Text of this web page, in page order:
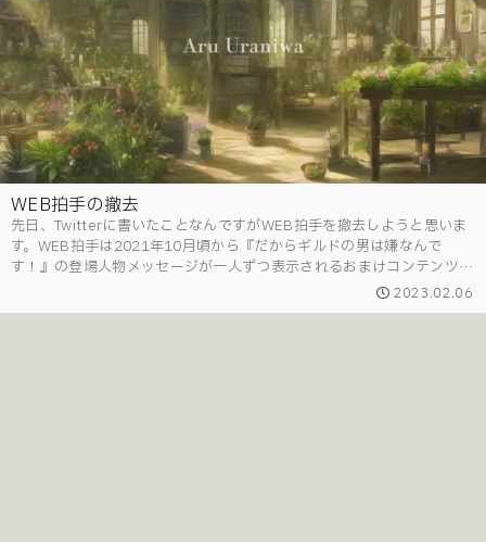
WEB拍手の撤去
先日、Twitterに書いたことなんですがWEB拍手を撤去しようと思いま
す。WEB拍手は2021年10月頃から『だからギルドの男は嫌なんで
す！』の登場人物メッセージが一人ずつ表示されるおまけコンテンツと
して置いていました。（ムーンライトノベルズのみ）一応ログインはで
きていますが登...
2023.02.06